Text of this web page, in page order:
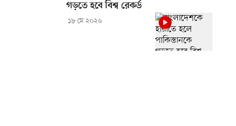
গড়তে হবে বিশ্ব রেকর্ড
১৮ মে ২০২৬